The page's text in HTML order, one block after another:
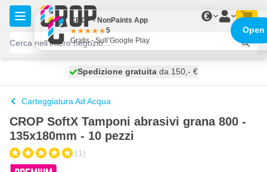
Salta al contenuto
€
spedito oggi
Spedizione gratuita da 150,- €
100 giorni
Carteggiatura Ad Acqua
CROP SoftX Tamponi abrasivi grana 800 -
135x180mm - 10 pezzi
(1)
CROP - NonPaints App
5
Gratis - Sull’Google Play
Open